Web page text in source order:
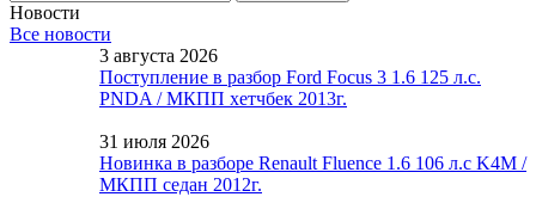
Новости
Все новости
3 августа 2026
Поступление в разбор Ford Focus 3 1.6 125 л.с.
PNDA / МКПП хетчбек 2013г.
31 июля 2026
Новинка в разборе Renault Fluence 1.6 106 л.с K4M /
МКПП седан 2012г.